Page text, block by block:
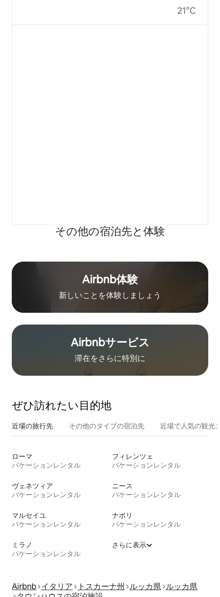
21°C
その他の宿⁠泊⁠先と体⁠験
Airbnb体験
新しいことを体験しましょう
Airbnb⁠サ⁠ー⁠ビ⁠ス
滞在をさ⁠ら⁠に特⁠別⁠に
ぜひ訪⁠れ⁠た⁠い目⁠的⁠地
近場の旅行先 その他のタ⁠イ⁠プ⁠の宿⁠泊⁠先 近場で人気の観光
ローマ
バケーションレンタル
フィレンツェ
バケーションレンタル
ヴェネツィア
バケーションレンタル
ニース
バケーションレンタル
マルセイユ
バケーションレンタル
ナポリ
バケーションレンタル
ミラノ
バケーションレンタル
さらに表示
Airbnb イタリア トスカーナ州 ルッカ県 ルッカ県